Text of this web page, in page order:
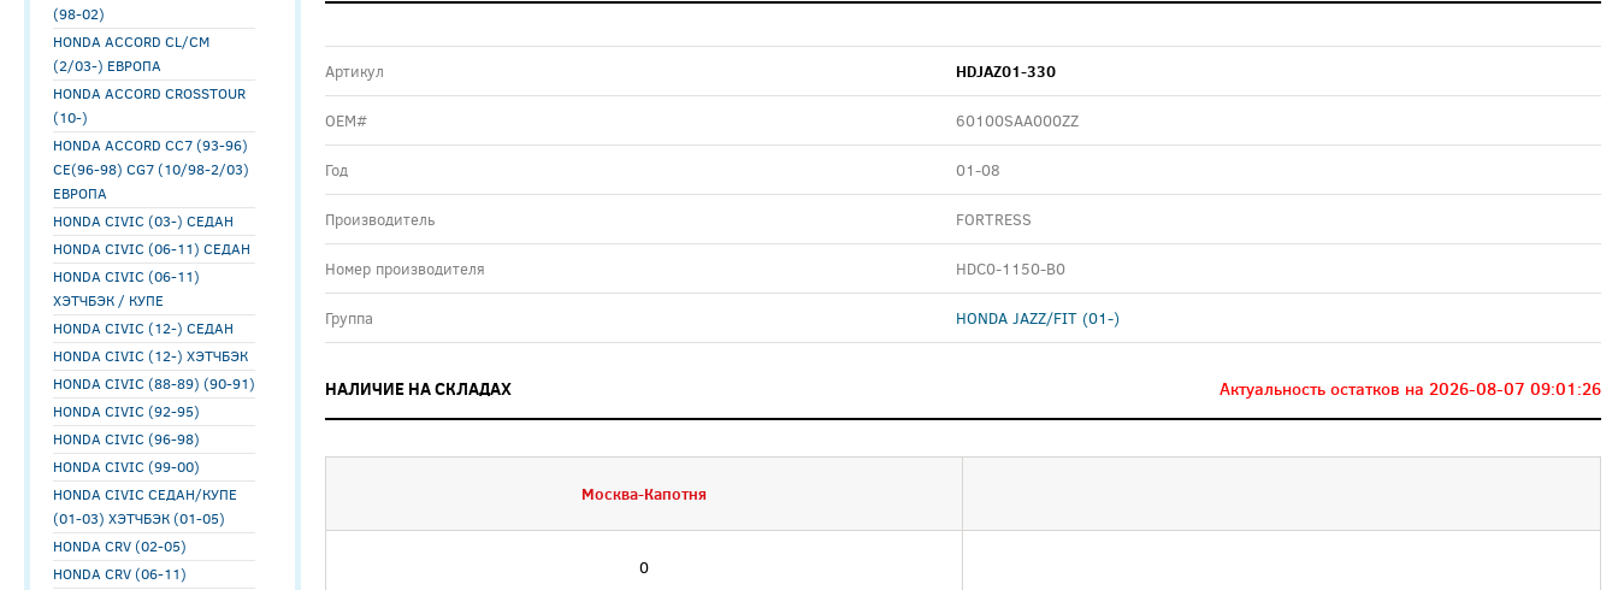
(98-02)
HONDA ACCORD CL/CM
(2/03-) ЕВРОПА
HONDA ACCORD CROSSTOUR
(10-)
HONDA ACCORD СС7 (93-96)
CE(96-98) CG7 (10/98-2/03)
ЕВРОПА
HONDA CIVIC (03-) СЕДАН
HONDA CIVIC (06-11) СЕДАН
HONDA CIVIC (06-11)
ХЭТЧБЭК / КУПЕ
HONDA CIVIC (12-) СЕДАН
HONDA CIVIC (12-) ХЭТЧБЭК
HONDA CIVIC (88-89) (90-91)
HONDA CIVIC (92-95)
HONDA CIVIC (96-98)
HONDA CIVIC (99-00)
HONDA CIVIC СЕДАН/КУПЕ
(01-03) ХЭТЧБЭК (01-05)
HONDA CRV (02-05)
HONDA CRV (06-11)
Артикул HDJAZ01-330
ОЕМ# 60100SAA000ZZ
Год 01-08
Производитель FORTRESS
Номер производителя HDC0-1150-B0
Группа HONDA JAZZ/FIT (01-)
НАЛИЧИЕ НА СКЛАДАХ Актуальность остатков на 2026-08-07 09:01:26
Москва-Капотня
0